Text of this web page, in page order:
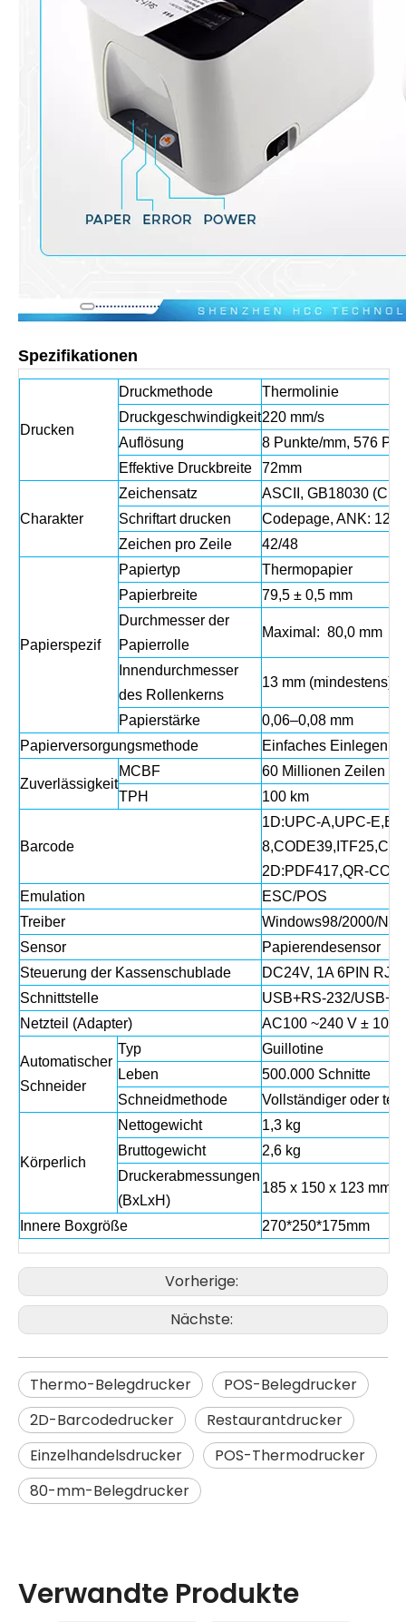
Spezifikationen
Drucken
Druckmethode
Thermolinie
Druckgeschwindigkeit220 mm/s
Auflösung
8 Punkte/mm, 576
Effektive Druckbreite
72mm
Charakter
Zeichensatz
ASCII, GB18030
Schriftart drucken
Codepage, ANK: 12
Zeichen pro Zeile
42/48
Papierspezif
Papiertyp
Thermopapier
Papierbreite
79,5 ± 0,5 mm
Durchmesser der
Papierrolle
Maximal: 80,0 mm
Innendurchmesser
des Rollenkerns
13 mm (mindestens)
Papierstärke
0,06–0,08 mm
Papierversorgungsmethode
Einfaches Einlegen
Zuverlässigkeit
MCBF
60 Millionen Zeilen
TPH
100 km
Barcode
1D:UPC-A,UPC-
2D:PDF417,QR-
Emulation
ESC/POS
Treiber
Windows98/2000/
Sensor
Papierendesensor
Steuerung der Kassenschublade
DC24V, 1A 6PIN RJ-
Schnittstelle
USB+RS-232/
Netzteil (Adapter)
AC100 ~240 V ± 10
Automatischer
Schneider
Typ
Guillotine
Leben
500.000 Schnitte
Schneidmethode
Vollständiger oder
Körperlich
Nettogewicht
1,3 kg
Bruttogewicht
2,6 kg
Druckerabmessungen
(BxLxH)
185 x 150 x 123 mm
Innere Boxgröße 270*250*175mm
Vorherige:
Nächste:
Thermo-Belegdrucker
POS-Belegdrucker
2D-Barcodedrucker
Restaurantdrucker
Einzelhandelsdrucker
POS-Thermodrucker
80-mm-Belegdrucker
Verwandte Produkte